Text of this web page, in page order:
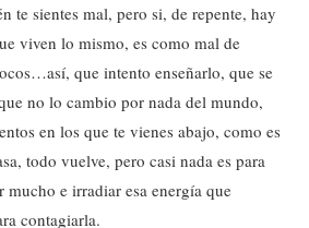
te sientes mal, pero si, de repente, hay
viven lo mismo, es como mal de
que intento enseñarlo, que se
no lo cambio por nada del mundo,
en los que te vienes abajo, como es
todo vuelve, pero casi nada es para
e irradiar esa energía que
contagiarla.